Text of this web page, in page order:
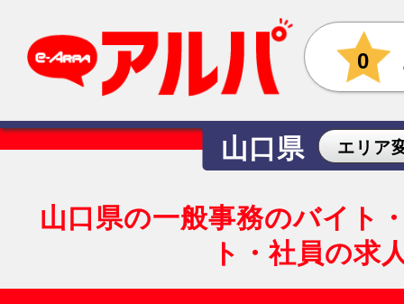
0
山口県 エリア
山口県の一般事務のバイト
ト・社員の求